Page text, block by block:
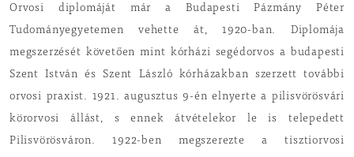
Orvosi diplomáját már a Budapesti Pázmány Péter
Tudományegyetemen vehette át, 1920-ban. Diplomája
megszerzését követően mint kórházi segédorvos a budapesti
Szent István és Szent László kórházakban szerzett további
orvosi praxist. 1921. augusztus 9-én elnyerte a pilisvörösvári
körorvosi állást, s ennek átvételekor le is telepedett
Pilisvörösváron. 1922-ben megszerezte a tisztiorvosi